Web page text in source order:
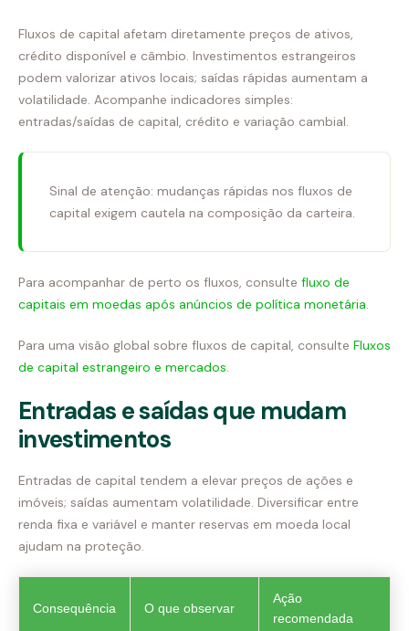
Fluxos de capital afetam diretamente preços de ativos,
crédito disponível e câmbio. Investimentos estrangeiros
podem valorizar ativos locais; saídas rápidas aumentam a
volatilidade. Acompanhe indicadores simples:
entradas/saídas de capital, crédito e variação cambial.
Sinal de atenção: mudanças rápidas nos fluxos de
capital exigem cautela na composição da carteira.
Para acompanhar de perto os fluxos, consulte fluxo de
capitais em moedas após anúncios de política monetária
Para uma visão global sobre fluxos de capital, consulte Fluxos
de capital estrangeiro e mercados
Entradas e saídas que mudam
investimentos
Entradas de capital tendem a elevar preços de ações e
imóveis; saídas aumentam volatilidade. Diversificar entre
renda fixa e variável e manter reservas em moeda local
ajudam na proteção.
Consequência O que observar
Ação
recomendada